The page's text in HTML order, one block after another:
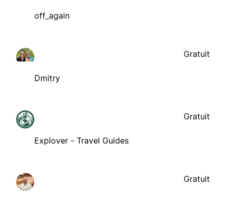
off_again
Dmitry
Gratuit
Explover - Travel Guides
Gratuit
Gratuit